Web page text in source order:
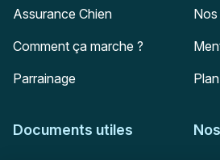
Assurance Chien
Comment ça marche ?
Parrainage
Nos
Documents utiles